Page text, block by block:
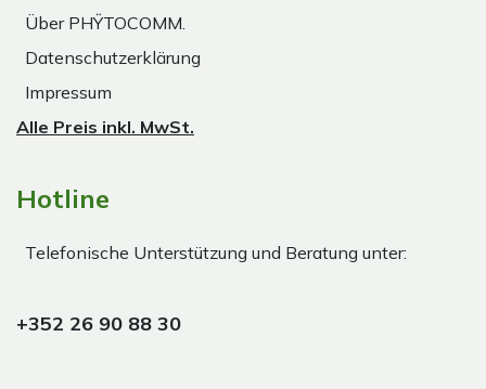
Über PHŸTOCOMM.
Datenschutzerklärung
Impressum
Alle Preis inkl. MwSt.
Hotline
Telefonische Unterstützung und Beratung unter:
+352 26 90 88 30